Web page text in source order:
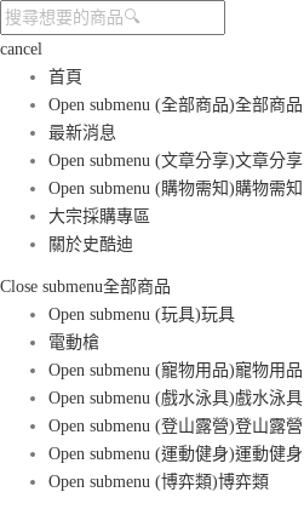
cancel
首頁
Open submenu (全部商品)全部商品
最新消息
Open submenu (文章分享)文章分享
Open submenu (購物需知)購物需知
大宗採購專區
關於史酷迪
Close submenu全部商品
Open submenu (玩具)玩具
電動槍
Open submenu (寵物用品)寵物用品
Open submenu (戲水泳具)戲水泳具
Open submenu (登山露營)登山露營
Open submenu (運動健身)運動健身
Open submenu (博弈類)博弈類